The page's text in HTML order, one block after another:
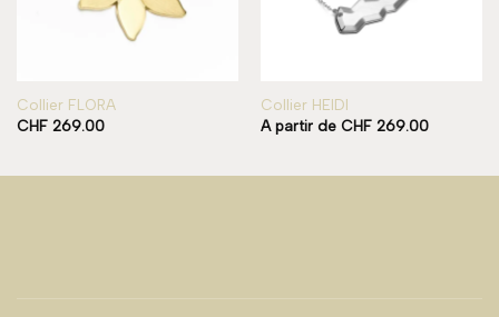
Collier FLORA
CHF269.00
Collier HEIDI
A partir de CHF269.00